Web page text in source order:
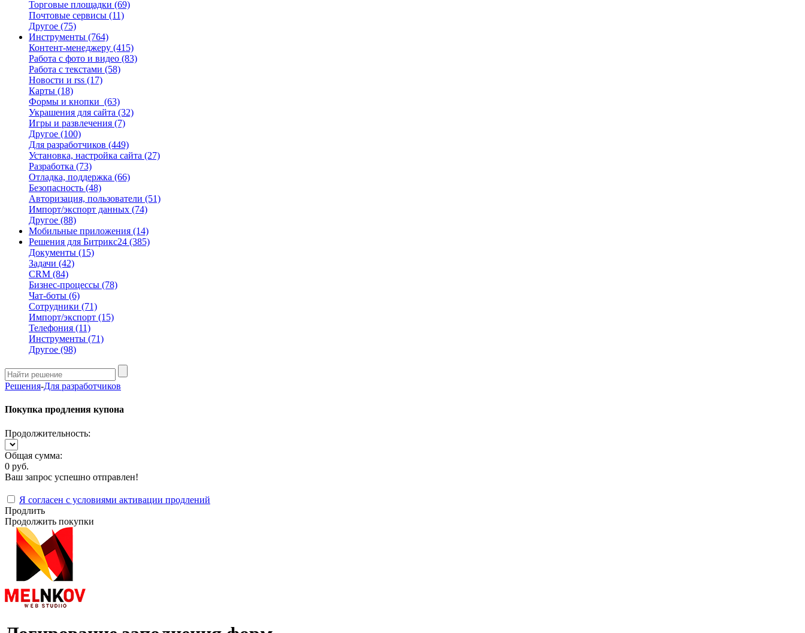
Торговые площадки (69)
Почтовые сервисы (11)
Другое (75)
Инструменты (764)
Контент-менеджеру (415)
Работа с фото и видео (83)
Работа с текстами (58)
Новости и rss (17)
Карты (18)
Формы и кнопки (63)
Украшения для сайта (32)
Игры и развлечения (7)
Другое (100)
Для разработчиков (449)
Установка, настройка сайта (27)
Разработка (73)
Отладка, поддержка (66)
Безопасность (48)
Авторизация, пользователи (51)
Импорт/экспорт данных (74)
Другое (88)
Мобильные приложения (14)
Решения для Битрикс24 (385)
Документы (15)
Задачи (42)
CRM (84)
Бизнес-процессы (78)
Чат-боты (6)
Сотрудники (71)
Импорт/экспорт (15)
Телефония (11)
Инструменты (71)
Другое (98)
Решения-Для разработчиков
Покупка продления купона
Продолжительность:
Общая сумма:
0 руб.
Ваш запрос успешно отправлен!
Я согласен с условиями активации продлений
Продлить
Продолжить покупки